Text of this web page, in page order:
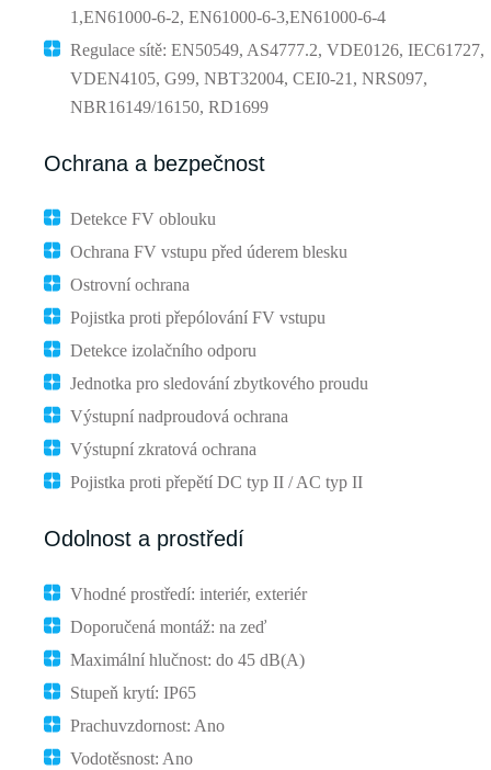
1,EN61000-6-2, EN61000-6-3,EN61000-6-4
Regulace sítě: EN50549, AS4777.2, VDE0126, IEC61727,
VDEN4105, G99, NBT32004, CEI0-21, NRS097,
NBR16149/16150, RD1699
Ochrana a bezpečnost
Detekce FV oblouku
Ochrana FV vstupu před úderem blesku
Ostrovní ochrana
Pojistka proti přepólování FV vstupu
Detekce izolačního odporu
Jednotka pro sledování zbytkového proudu
Výstupní nadproudová ochrana
Výstupní zkratová ochrana
Pojistka proti přepětí DC typ II / AC typ II
Odolnost a prostředí
Vhodné prostředí: interiér, exteriér
Doporučená montáž: na zeď
Maximální hlučnost: do 45 dB(A)
Stupeň krytí: IP65
Prachuvzdornost: Ano
Vodotěsnost: Ano